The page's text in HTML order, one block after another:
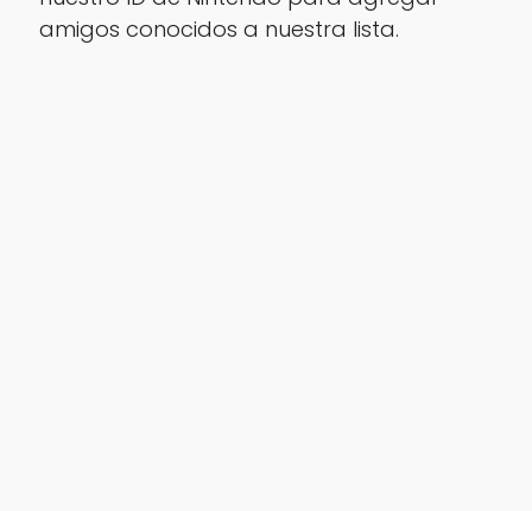
amigos conocidos a nuestra lista.